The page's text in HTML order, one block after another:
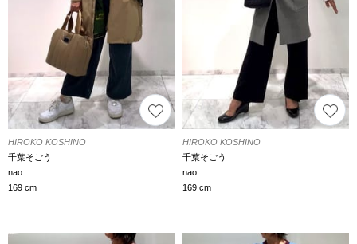
HIROKO KOSHINO
千葉そごう
nao
169 cm
HIROKO KOSHINO
千葉そごう
nao
169 cm